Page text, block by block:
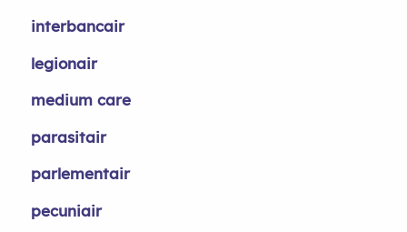
interbancair
legionair
medium care
parasitair
parlementair
pecuniair